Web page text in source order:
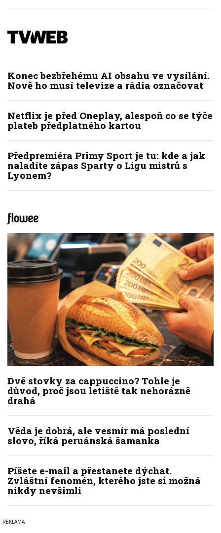
Konec bezbřehému AI obsahu ve vysílání.
Nově ho musí televize a rádia označovat
Netflix je před Oneplay, alespoň co se týče
plateb předplatného kartou
Předpremiéra Primy Sport je tu: kde a jak
naladíte zápas Sparty o Ligu mistrů s
Lyonem?
Dvě stovky za cappuccino? Tohle je
důvod, proč jsou letiště tak nehorázně
drahá
Věda je dobrá, ale vesmír má poslední
slovo, říká peruánská šamanka
Píšete e-mail a přestanete dýchat.
Zvláštní fenomén, kterého jste si možná
nikdy nevšimli